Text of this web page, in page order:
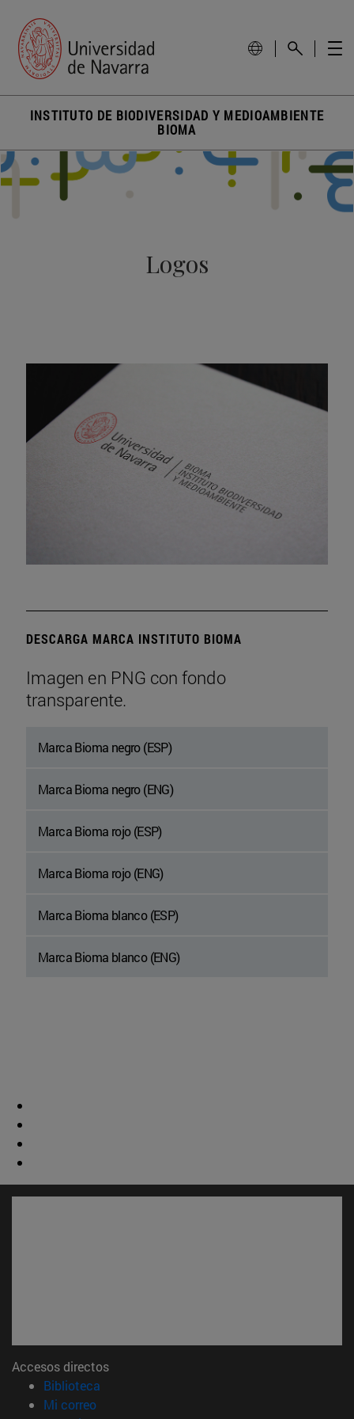
INSTITUTO DE BIODIVERSIDAD Y MEDIOAMBIENTE
BIOMA
Logos
DESCARGA MARCA INSTITUTO BIOMA
Imagen en PNG con fondo
transparente.
Marca Bioma negro (ESP)
Marca Bioma negro (ENG)
Marca Bioma rojo (ESP)
Marca Bioma rojo (ENG)
Marca Bioma blanco (ESP)
Marca Bioma blanco (ENG)
Accesos directos
Biblioteca
Mi correo(abre en nueva ventana)